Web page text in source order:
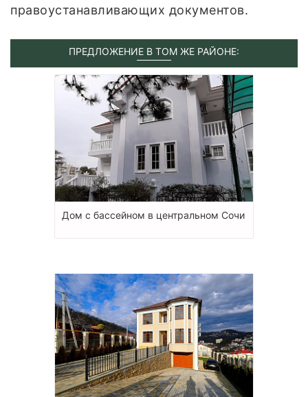
правоустанавливающих документов.
ПРЕДЛОЖЕНИЕ В ТОМ ЖЕ РАЙОНЕ:
Дом с бассейном в центральном Сочи